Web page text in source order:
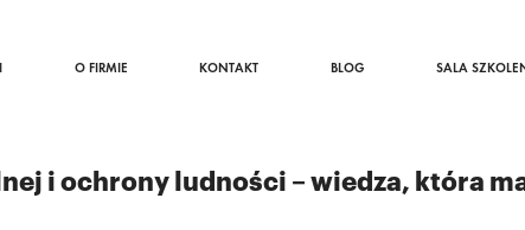
O FIRMIE KONTAKT BLOG SALA
i ochrony ludności – wiedza, która